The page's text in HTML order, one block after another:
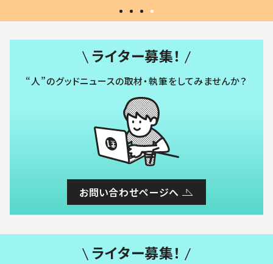
ライター募集！
“人”のグッドニュースの取材・執筆をしてみませんか？
お問い合わせページへ
ライター募集！